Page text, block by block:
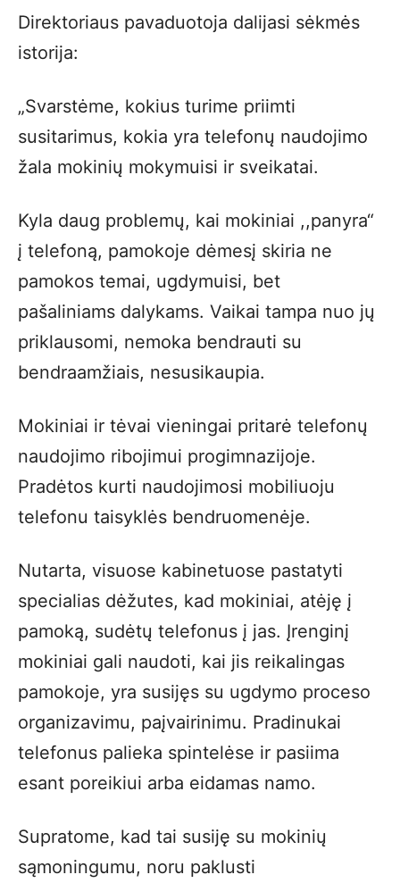
Direktoriaus pavaduotoja dalijasi sėkmės
istorija:
„Svarstėme, kokius turime priimti
susitarimus, kokia yra telefonų naudojimo
žala mokinių mokymuisi ir sveikatai.
Kyla daug problemų, kai mokiniai ,,panyra“
į telefoną, pamokoje dėmesį skiria ne
pamokos temai, ugdymuisi, bet
pašaliniams dalykams. Vaikai tampa nuo jų
priklausomi, nemoka bendrauti su
bendraamžiais, nesusikaupia.
Mokiniai ir tėvai vieningai pritarė telefonų
naudojimo ribojimui progimnazijoje.
Pradėtos kurti naudojimosi mobiliuoju
telefonu taisyklės bendruomenėje.
Nutarta, visuose kabinetuose pastatyti
specialias dėžutes, kad mokiniai, atėję į
pamoką, sudėtų telefonus į jas. Įrenginį
mokiniai gali naudoti, kai jis reikalingas
pamokoje, yra susijęs su ugdymo proceso
organizavimu, paįvairinimu. Pradinukai
telefonus palieka spintelėse ir pasiima
esant poreikiui arba eidamas namo.
Supratome, kad tai susiję su mokinių
sąmoningumu, noru paklusti